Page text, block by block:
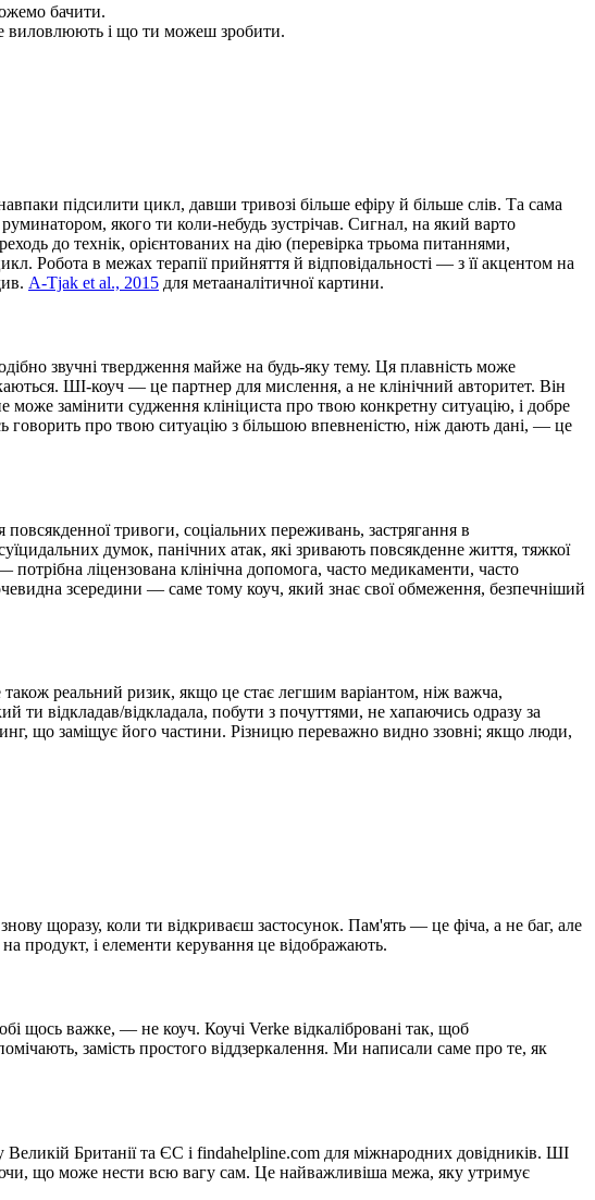
бачити.
виловлюють і що ти можеш зробити.
підсилити цикл, давши тривозі більше ефіру й більше слів. Та сама
якого ти коли-небудь зустрічав. Сигнал, на який варто
до технік, орієнтованих на дію (перевірка трьома питаннями,
Робота в межах терапії прийняття й відповідальності — з її акцентом на
A-Tjak et al., 2015 для метааналітичної картини.
звучні твердження майже на будь-яку тему. Ця плавність може
ШІ-коуч — це партнер для мислення, а не клінічний авторитет. Він
замінити судження клініциста про твою конкретну ситуацію, і добре
говорить про твою ситуацію з більшою впевненістю, ніж дають дані, — це
тривоги, соціальних переживань, застрягання в
думок, панічних атак, які зривають повсякденне життя, тяжкої
ліцензована клінічна допомога, часто медикаменти, часто
зсередини — саме тому коуч, який знає свої обмеження, безпечніший
реальний ризик, якщо це стає легшим варіантом, ніж важча,
відкладав/відкладала, побути з почуттями, не хапаючись одразу за
що заміщує його частини. Різницю переважно видно ззовні; якщо люди,
щоразу, коли ти відкриваєш застосунок. Пам'ять — це фіча, а не баг, але
продукт, і елементи керування це відображають.
щось важке, — не коуч. Коучі Verke відкалібровані так, щоб
замість простого віддзеркалення. Ми написали саме про те, як
Британії та ЄС і findahelpline.com для міжнародних довідників. ШІ
що може нести всю вагу сам. Це найважливіша межа, яку утримує